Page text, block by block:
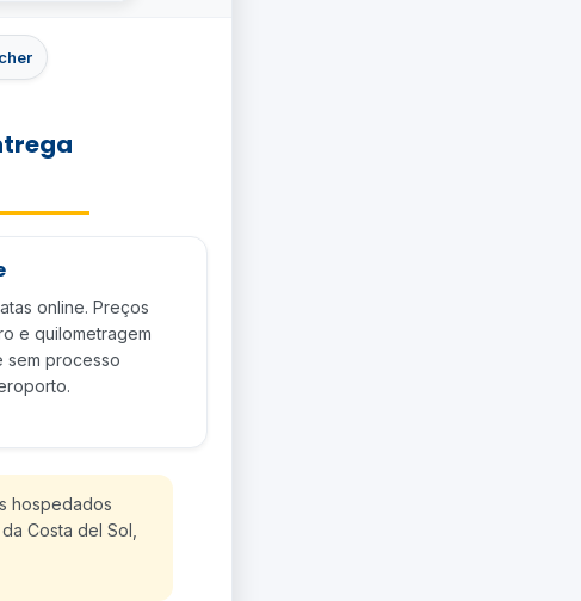
online. Preços
e quilometragem
sem processo
hospedados
Costa del Sol,